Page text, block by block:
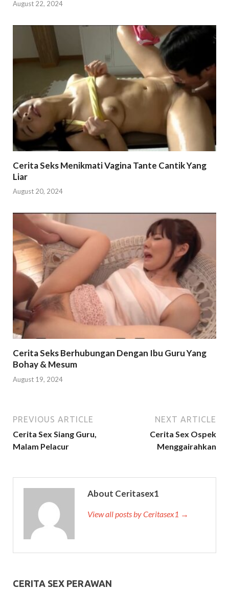
August 22, 2024
Cerita Seks Menikmati Vagina Tante Cantik Yang
Liar
August 20, 2024
Cerita Seks Berhubungan Dengan Ibu Guru Yang
Bohay & Mesum
August 19, 2024
PREVIOUS ARTICLE
Cerita Sex Siang Guru,
Malam Pelacur
NEXT ARTICLE
Cerita Sex Ospek
Menggairahkan
About Ceritasex1
View all posts by Ceritasex1 →
CERITA SEX PERAWAN